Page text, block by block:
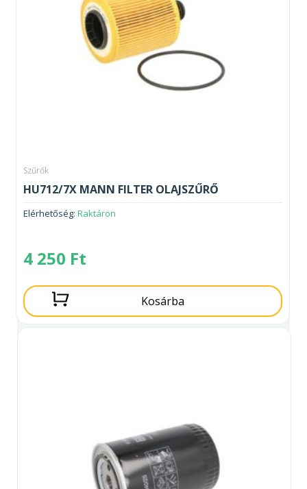
Szűrők
HU712/7X MANN FILTER OLAJSZŰRŐ
Elérhetőség: Raktáron
4 250 Ft
Kosárba